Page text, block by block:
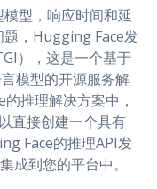
型，响应时间和延
题，Hugging Face发
），这是一个基于
模型的开源服务解
推理解决方案中，
直接创建一个具有
Face的推理API发
成到您的平台中。